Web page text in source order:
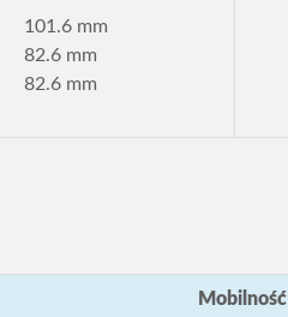
101.6 mm
82.6 mm
82.6 mm
Mobilność